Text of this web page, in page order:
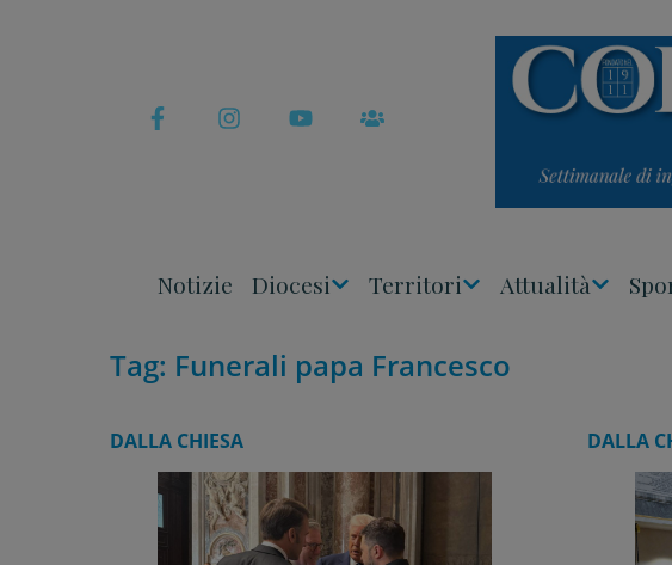
Notizie Diocesi Territori Attualità
Tag: Funerali papa Francesco
DALLA CHIESA DALLA